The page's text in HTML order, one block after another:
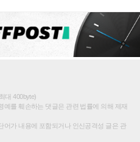
대 400byte)
를 훼손하는 댓글은 관련 법률에 의해 제재
어가 내용에 포함되거나 인신공격성 글은 관